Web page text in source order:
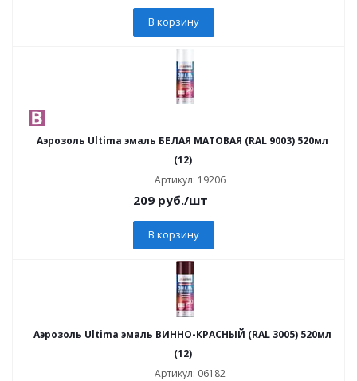
В корзину
Аэрозоль Ultima эмаль БЕЛАЯ МАТОВАЯ (RAL 9003) 520мл
(12)
Артикул: 19206
209 руб./шт
В корзину
Аэрозоль Ultima эмаль ВИННО-КРАСНЫЙ (RAL 3005) 520мл
(12)
Артикул: 06182